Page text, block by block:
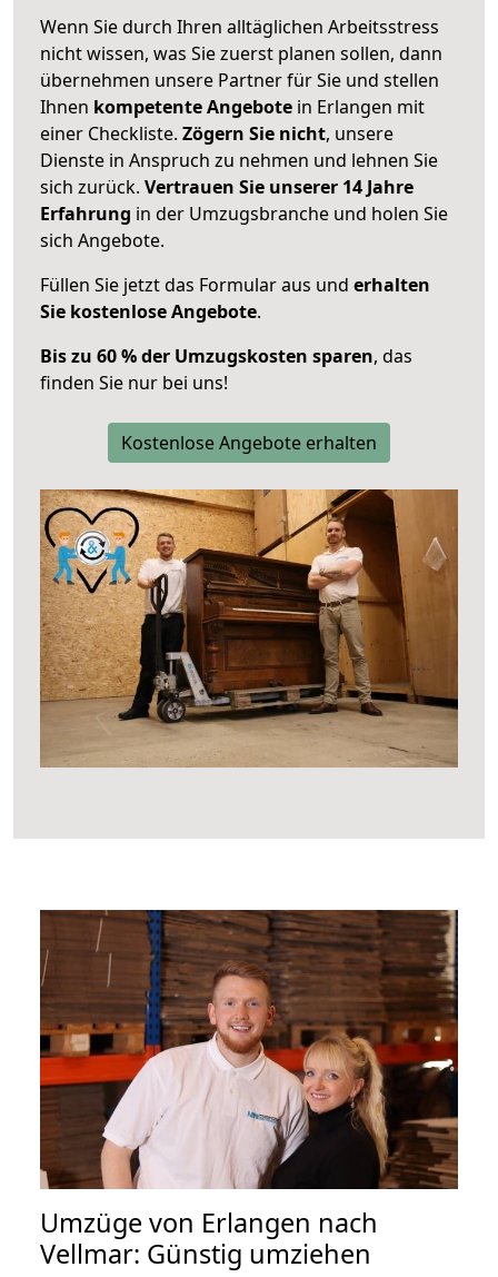
Wenn Sie durch Ihren alltäglichen Arbeitsstress
nicht wissen, was Sie zuerst planen sollen, dann
übernehmen unsere Partner für Sie und stellen
Ihnen kompetente Angebote in Erlangen mit
einer Checkliste. Zögern Sie nicht, unsere
Dienste in Anspruch zu nehmen und lehnen Sie
sich zurück. Vertrauen Sie unserer 14 Jahre
Erfahrung in der Umzugsbranche und holen Sie
sich Angebote.
Füllen Sie jetzt das Formular aus und erhalten
Sie kostenlose Angebote.
Bis zu 60 % der Umzugskosten sparen, das
finden Sie nur bei uns!
Kostenlose Angebote erhalten
Umzüge von Erlangen nach
Vellmar: Günstig umziehen